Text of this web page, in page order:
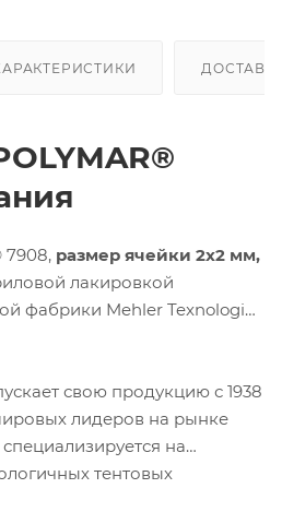
7908, размер ячейки 2х2 мм,
лакировкой
фабрики Mehler Texnologies
свою продукцию с 1938
лидеров на рынке
на
тентовых